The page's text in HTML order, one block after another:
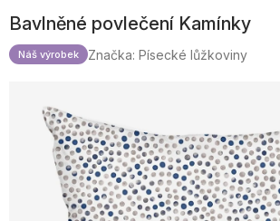
Bavlněné povlečení Kamínky
Náš výrobek Značka: Písecké lůžkoviny